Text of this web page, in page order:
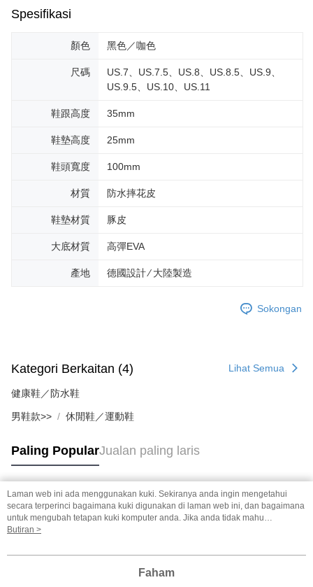
Spesifikasi
顏色 黑色／咖色
尺碼
US.7、US.7.5、US.8、US.8.5、US.9、
US.9.5、US.10、US.11
鞋跟高度 35mm
鞋墊高度 25mm
鞋頭寬度 100mm
材質 防水摔花皮
鞋墊材質 豚皮
大底材質 高彈EVA
產地 德國設計 ∕ 大陸製造
Sokongan
Kategori Berkaitan (4) Lihat Semua
健康鞋／防水鞋
男鞋款>> 休閒鞋／運動鞋
Paling PopularJualan paling laris
Tag Popular
Laman web ini ada menggunakan kuki. Sekiranya anda ingin mengetahui
secara terperinci bagaimana kuki digunakan di laman web ini, dan bagaimana
untuk mengubah tetapan kuki komputer anda. Jika anda tidak mahu
menggunakan kuki di komputer anda, sila rujuk penerangan mengenai kuki.
mengetahui secara terperinci bagaimana kuki digunakan di laman web ini,
mahu menggunakan kuki di komputer anda, sila rujuk penerangan mengenai
Butiran >
Faham